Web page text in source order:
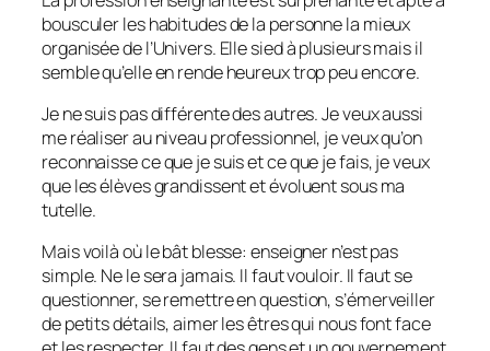
bousculer les habitudes de la personne la mieux
organisée de l’Univers. Elle sied à plusieurs mais il
semble qu’elle en rende heureux trop peu encore.
Je ne suis pas différente des autres. Je veux aussi
me réaliser au niveau professionnel, je veux qu’on
reconnaisse ce que je suis et ce que je fais, je veux
que les élèves grandissent et évoluent sous ma
tutelle.
Mais voilà où le bât blesse: enseigner n’est pas
simple. Ne le sera jamais. Il faut vouloir. Il faut se
questionner, se remettre en question, s’émerveiller
de petits détails, aimer les êtres qui nous font face